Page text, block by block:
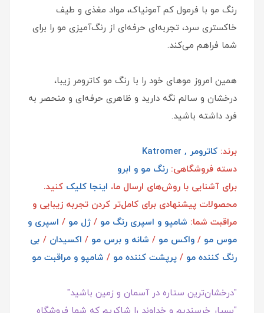
رنگ مو با فرمول کم آمونیاک، مواد مغذی و طیف
خاکستری سرد، تجربه‌ای حرفه‌ای از رنگ‌آمیزی مو را برای
شما فراهم می‌کند.
همین امروز موهای خود را با رنگ مو کاترومر زیبا،
درخشان و سالم نگه دارید و ظاهری حرفه‌ای و منحصر به
فرد داشته باشید.
برند: کاترومر , Katromer
دسته فروشگاهی: رنگ مو و ابرو
برای آشنایی با روش‌های ارسال ما، اینجا کلیک کنید.
محصولات پیشنهادی برای کامل‌تر کردن تجربه زیبایی و
مراقبت شما: شامپو و اسپری رنگ مو / ژل مو / اسپری و
موس مو / واکس مو / شانه و برس مو / اکسیدان / بی
رنگ کننده مو / پرپشت کننده مو / شامپو و مراقبت مو
"درخشان‌ترین ستاره در آسمان و زمین باشید"